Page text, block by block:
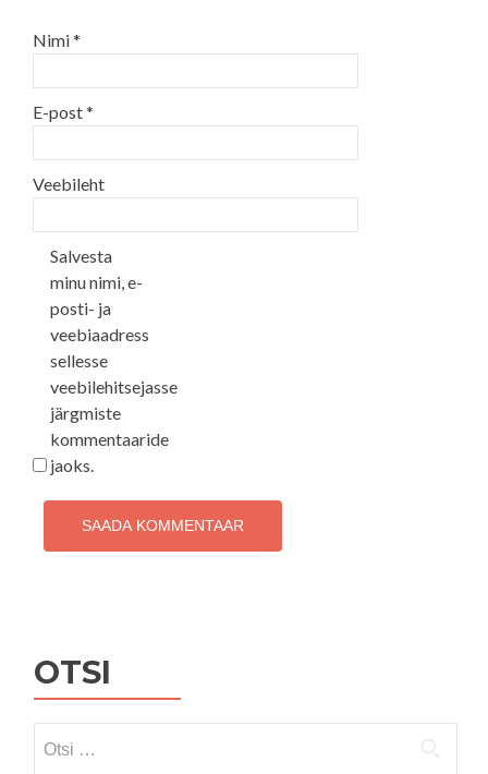
Nimi*
E-post*
Veebileht
Salvesta
minu nimi, e-
posti- ja
veebiaadress
sellesse
veebilehitsejasse
järgmiste
kommentaaride
jaoks.
OTSI